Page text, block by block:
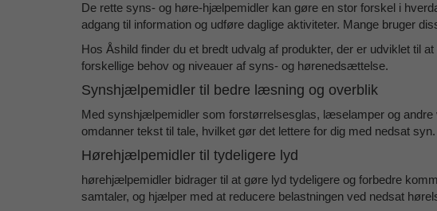
De rette syns- og høre-hjælpemidler kan gøre en stor forskel i
adgang til information og udføre daglige aktiviteter. Mange bruger
Hos Åshild finder du et bredt udvalg af produkter, der er udviklet til
forskellige behov og niveauer af syns- og hørenedsættelse.
Synshjælpemidler til bedre læsning og overblik
Med synshjælpemidler som forstørrelsesglas, læselamper og
omdanner tekst til tale, hvilket gør det lettere for dig med nedsat syn.
Hørehjælpemidler til tydeligere lyd
hørehjælpemidler bidrager til at gøre lyd tydeligere og forbedre
samtaler, og hjælper med at reducere belastningen ved nedsat